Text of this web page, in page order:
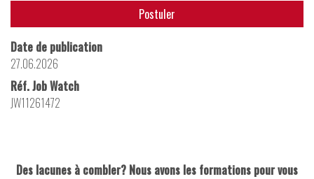
Postuler
Date de publication
27.06.2026
Réf. Job Watch
JW11261472
Des lacunes à combler? Nous avons les formations pour vous